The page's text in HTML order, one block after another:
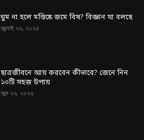
ঘুম না হলে মস্তিষ্কে জমে বিষ? বিজ্ঞান যা বলছে
জুলাই ২৬, ২০২৫
ছাত্রজীবনে আয় করবেন কীভাবে? জেনে নিন
১০টি সহজ উপায়
জুন ২৬, ২০২৫